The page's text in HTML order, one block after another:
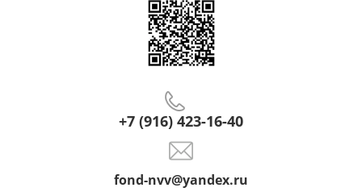
fond-nvv@yandex.ru
+7 (916) 423-16-40